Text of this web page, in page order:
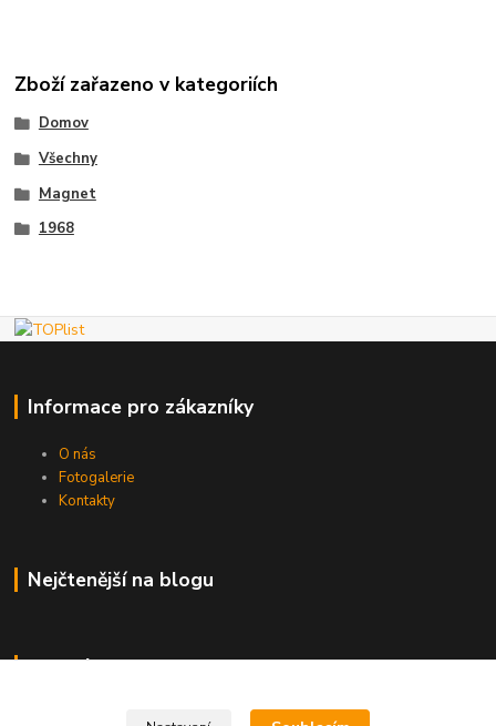
Zboží zařazeno v kategoriích
Domov
Všechny
Magnet
1968
Informace pro zákazníky
O nás
Fotogalerie
Kontakty
Nejčtenější na blogu
Kde nás najdete